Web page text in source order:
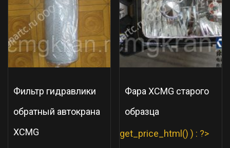
Фильтр гидравлики
обратный автокрана
XCMG
Фара XCMG старого
образца
get_price_html() ) : ?>